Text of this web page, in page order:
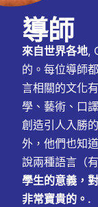
導師
來自世界各地,
的。每位導師
言相關的文化
學、藝術、口
創造引人入勝
外，他們也知
說兩種語言（
學生的意義，
非常寶貴的。.